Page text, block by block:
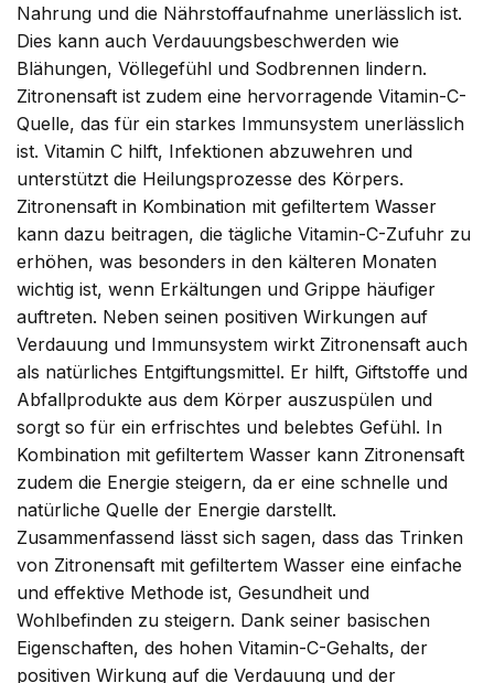
Nahrung und die Nährstoffaufnahme unerlässlich ist.
Dies kann auch Verdauungsbeschwerden wie
Blähungen, Völlegefühl und Sodbrennen lindern.
Zitronensaft ist zudem eine hervorragende Vitamin-C-
Quelle, das für ein starkes Immunsystem unerlässlich
ist. Vitamin C hilft, Infektionen abzuwehren und
unterstützt die Heilungsprozesse des Körpers.
Zitronensaft in Kombination mit gefiltertem Wasser
kann dazu beitragen, die tägliche Vitamin-C-Zufuhr zu
erhöhen, was besonders in den kälteren Monaten
wichtig ist, wenn Erkältungen und Grippe häufiger
auftreten. Neben seinen positiven Wirkungen auf
Verdauung und Immunsystem wirkt Zitronensaft auch
als natürliches Entgiftungsmittel. Er hilft, Giftstoffe und
Abfallprodukte aus dem Körper auszuspülen und
sorgt so für ein erfrischtes und belebtes Gefühl. In
Kombination mit gefiltertem Wasser kann Zitronensaft
zudem die Energie steigern, da er eine schnelle und
natürliche Quelle der Energie darstellt.
Zusammenfassend lässt sich sagen, dass das Trinken
von Zitronensaft mit gefiltertem Wasser eine einfache
und effektive Methode ist, Gesundheit und
Wohlbefinden zu steigern. Dank seiner basischen
Eigenschaften, des hohen Vitamin-C-Gehalts, der
positiven Wirkung auf die Verdauung und der